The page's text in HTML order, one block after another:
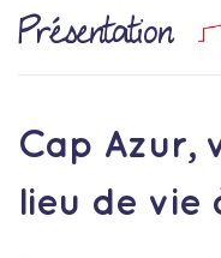
Présentation
Cap Azur,
lieu de vie